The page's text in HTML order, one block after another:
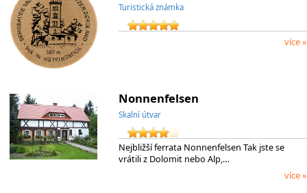
Turistická známka
více »
Nonnenfelsen
Skalní útvar
Nejbližší ferrata Nonnenfelsen Tak jste se
vrátili z Dolomit nebo Alp,…
více »